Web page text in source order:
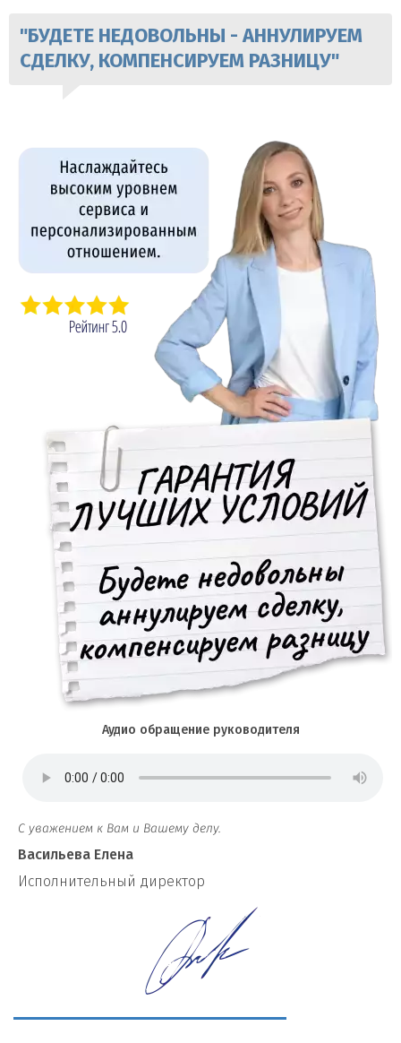
"БУДЕТЕ НЕДОВОЛЬНЫ - АННУЛИРУЕМ
СДЕЛКУ, КОМПЕНСИРУЕМ РАЗНИЦУ"
Аудио обращение руководителя
С уважением к Вам и Вашему делу.
Васильева Елена
И сполнительный директор